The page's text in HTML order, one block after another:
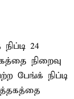
24
நிறைவு
பேங்க் நிப்டி